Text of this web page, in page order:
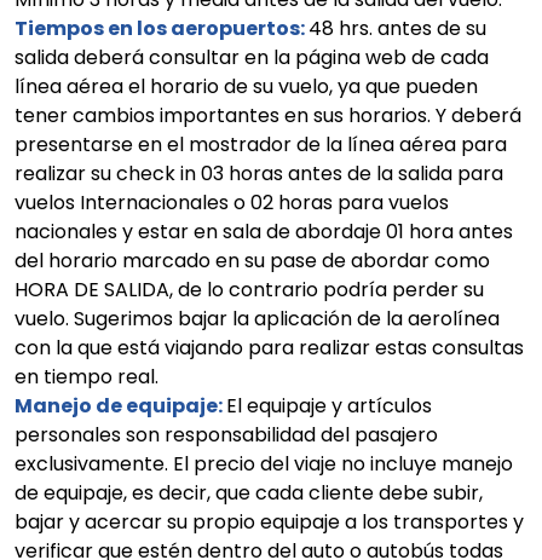
Tiempos en los aeropuertos:48 hrs. antes de su
salida deberá consultar en la página web de cada
línea aérea el horario de su vuelo, ya que pueden
tener cambios importantes en sus horarios. Y deberá
presentarse en el mostrador de la línea aérea para
realizar su check in 03 horas antes de la salida para
vuelos Internacionales o 02 horas para vuelos
nacionales y estar en sala de abordaje 01 hora antes
del horario marcado en su pase de abordar como
HORA DE SALIDA, de lo contrario podría perder su
vuelo. Sugerimos bajar la aplicación de la aerolínea
con la que está viajando para realizar estas consultas
en tiempo real.
Manejo de equipaje:El equipaje y artículos
personales son responsabilidad del pasajero
exclusivamente. El precio del viaje no incluye manejo
de equipaje, es decir, que cada cliente debe subir,
bajar y acercar su propio equipaje a los transportes y
verificar que estén dentro del auto o autobús todas